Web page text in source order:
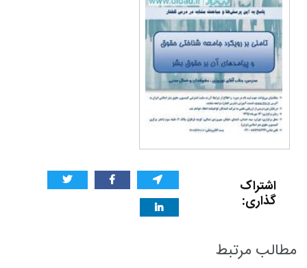
اشتراک
گذاری:
مطالب مرتبط